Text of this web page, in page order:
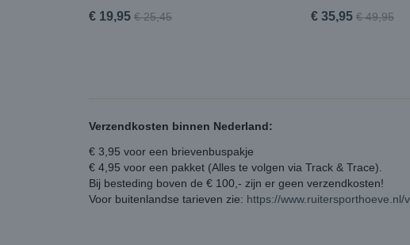
€ 19,95 € 25,45 € 35,95 € 49,95
Verzendkosten binnen Nederland:
€ 3,95 voor een brievenbuspakje
€ 4,95 voor een pakket (Alles te volgen via Track & Trace).
Bij besteding boven de € 100,- zijn er geen verzendkosten!
Voor buitenlandse tarieven zie: https://www.ruitersporthoeve.nl/